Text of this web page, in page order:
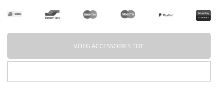
VOEG ACCESSOIRES TOE